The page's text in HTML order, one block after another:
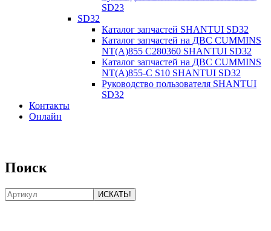
SD23
SD32
Каталог запчастей SHANTUI SD32
Каталог запчастей на ДВС CUMMINS
NT(A)855 C280360 SHANTUI SD32
Каталог запчастей на ДВС CUMMINS
NT(A)855-C S10 SHANTUI SD32
Руководство пользователя SHANTUI
SD32
Контакты
Онлайн
Поиск